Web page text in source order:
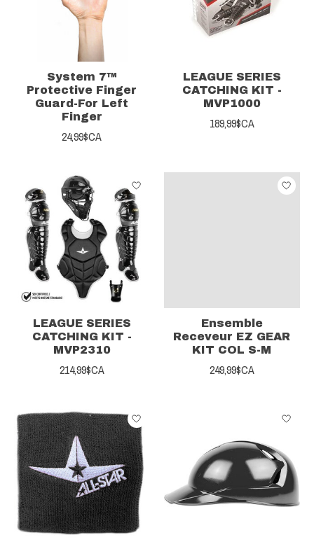
System 7™
Protective Finger
Guard-For Left
Finger
24,99$CA
LEAGUE SERIES
CATCHING KIT -
MVP1000
189,99$CA
LEAGUE SERIES
CATCHING KIT -
MVP2310
214,99$CA
Ensemble
Receveur EZ GEAR
KIT COL S-M
249,99$CA